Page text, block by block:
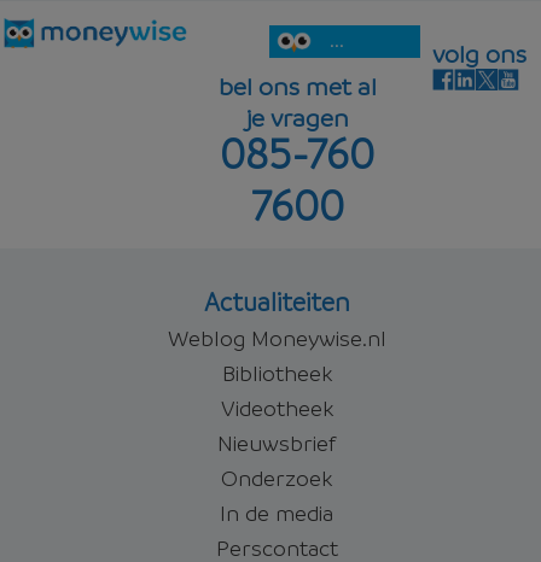
...
bel ons met al
je vragen
085-760
7600
volg ons
Actualiteiten
Weblog Moneywise.nl
Bibliotheek
Videotheek
Nieuwsbrief
Onderzoek
In de media
Perscontact